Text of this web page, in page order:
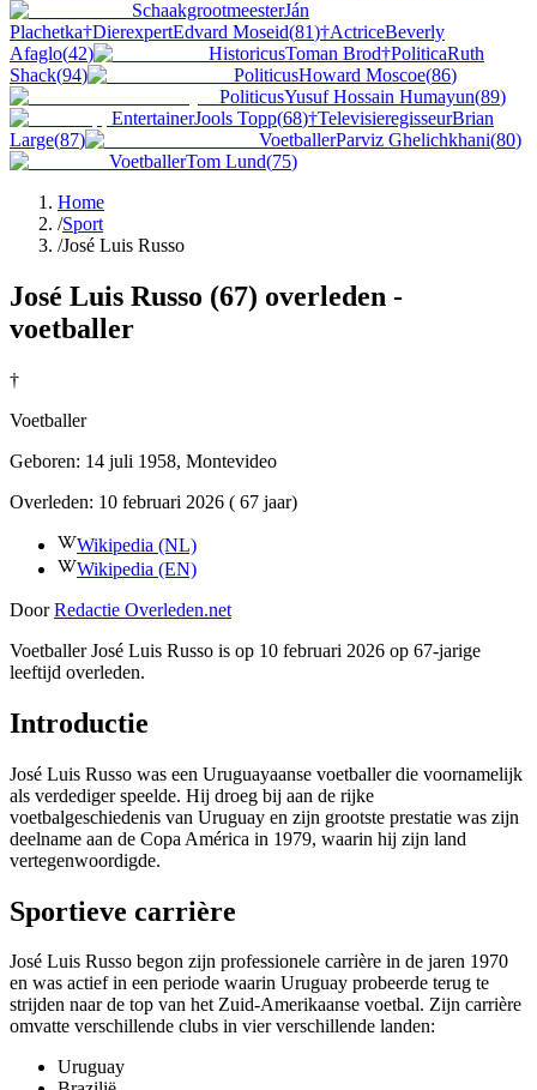
SchaakgrootmeesterJán
Plachetka†DierexpertEdvard Moseid(81)†ActriceBeverly
Afaglo(42) HistoricusToman Brod†PoliticaRuth
Shack(94) PoliticusHoward Moscoe(86)
PoliticusYusuf Hossain Humayun(89)
EntertainerJools Topp(68)†TelevisieregisseurBrian
Large(87) VoetballerParviz Ghelichkhani(80)
VoetballerTom Lund(75)
Home
/Sport
/José Luis Russo
José Luis Russo (67) overleden -
voetballer
†
Voetballer
Geboren: 14 juli 1958, Montevideo
Overleden: 10 februari 2026 ( 67 jaar)
Wikipedia (NL)
Wikipedia (EN)
Door Redactie Overleden.net
Voetballer José Luis Russo is op 10 februari 2026 op 67-jarige
leeftijd overleden.
Introductie
José Luis Russo was een Uruguayaanse voetballer die voornamelijk
als verdediger speelde. Hij droeg bij aan de rijke
voetbalgeschiedenis van Uruguay en zijn grootste prestatie was zijn
deelname aan de Copa América in 1979, waarin hij zijn land
vertegenwoordigde.
Sportieve carrière
José Luis Russo begon zijn professionele carrière in de jaren 1970
en was actief in een periode waarin Uruguay probeerde terug te
strijden naar de top van het Zuid-Amerikaanse voetbal. Zijn carrière
omvatte verschillende clubs in vier verschillende landen:
Uruguay